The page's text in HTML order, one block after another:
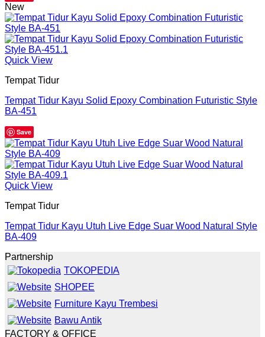
New
Quick View
Tempat Tidur
Tempat Tidur Kayu Solid Epoxy Combination Futuristic Style
BA-451
Save
Quick View
Tempat Tidur
Tempat Tidur Kayu Utuh Live Edge Suar Wood Natural Style
BA-409
Partnership
TOKOPEDIA
SHOPEE
Furniture Kayu Trembesi
Bawu Antik
FACTORY & OFFICE